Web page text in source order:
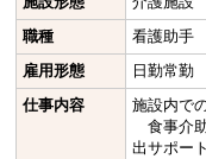
職種
看護助手
雇用形態
日勤常勤
仕事内容
施設内で
食事介
出サポー